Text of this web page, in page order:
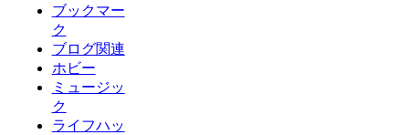
ブックマー
ク
ブログ関連
ホビー
ミュージッ
ク
ライフハッ